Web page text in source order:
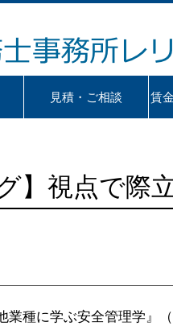
見積・ご相談 賃
】視点で際
種に学ぶ安全管理学』